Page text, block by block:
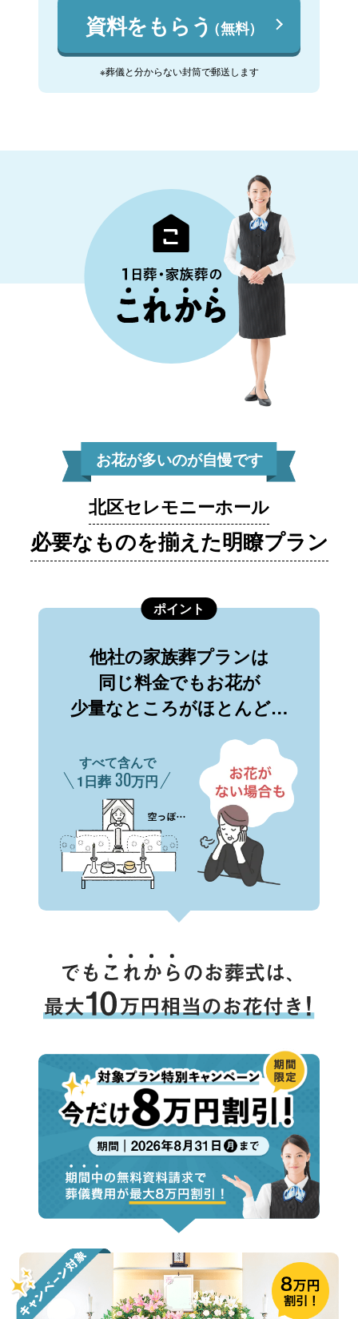
資料をもらう（無料）
※葬儀と分からない封筒で郵送します
お花が多いのが自慢です
北区セレモニーホール
必要なものを揃えた明瞭プラン
ポイント
他社の家族葬プランは
同じ料金でもお花が
少量なところがほとんど…
すべて含んで
1日葬 30万円